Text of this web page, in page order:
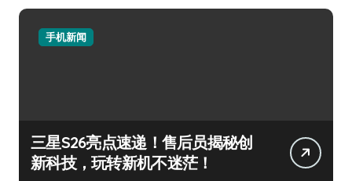
手机新闻
三星S26亮点速递！售后员揭秘创
新科技，玩转新机不迷茫！